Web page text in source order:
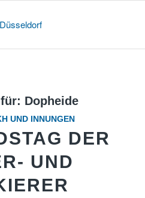
Dopheide
UND INNUNGEN
DER
UND